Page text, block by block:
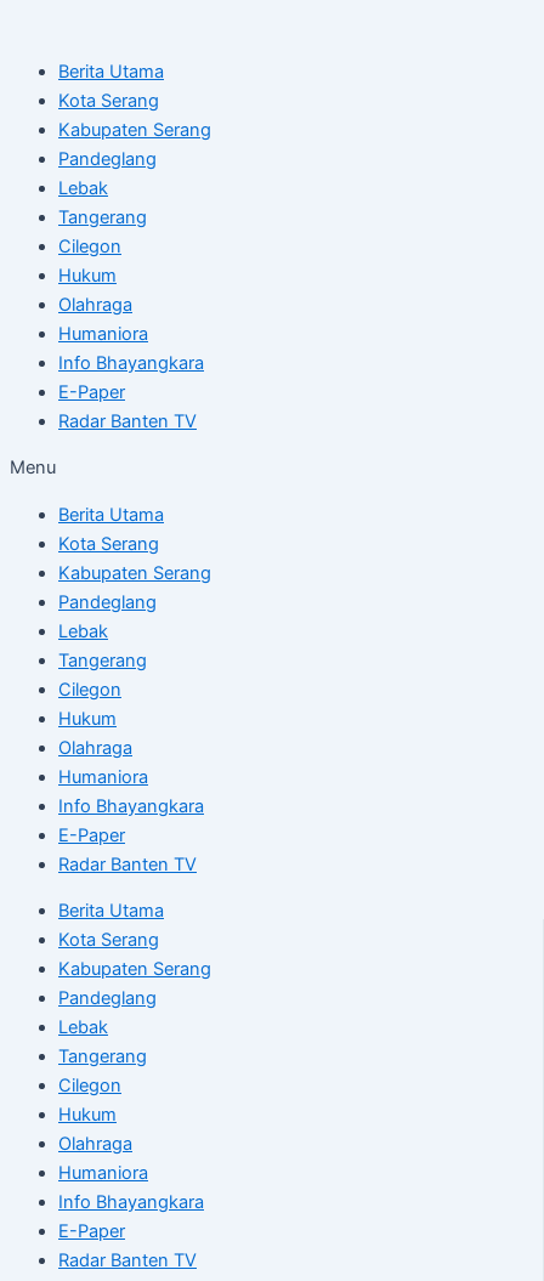
contentBerita Utama
Kota Serang
Kabupaten Serang
Pandeglang
Lebak
Tangerang
Cilegon
Hukum
Olahraga
Humaniora
Info Bhayangkara
E-Paper
Radar Banten TV
Menu
Berita Utama
Kota Serang
Kabupaten Serang
Pandeglang
Lebak
Tangerang
Cilegon
Hukum
Olahraga
Humaniora
Info Bhayangkara
E-Paper
Radar Banten TV
Berita Utama
Kota Serang
Kabupaten Serang
Pandeglang
Lebak
Tangerang
Cilegon
Hukum
Olahraga
Humaniora
Info Bhayangkara
E-Paper
Radar Banten TV